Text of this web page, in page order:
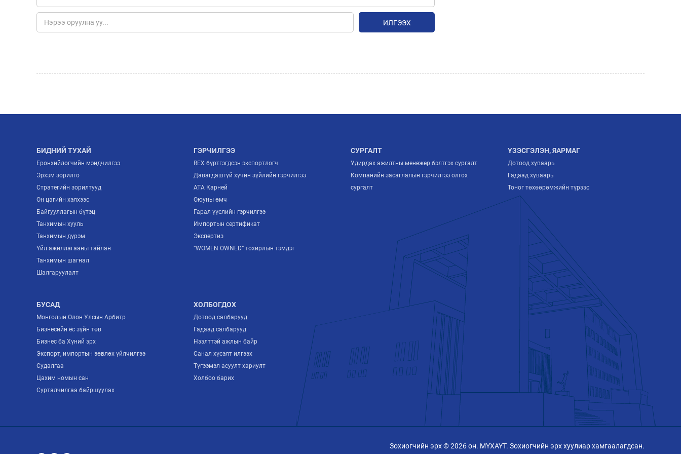
ИЛГЭЭХ
БИДНИЙ ТУХАЙ
Ерөнхийлөгчийн мэндчилгээ
Эрхэм зорилго
Стратегийн зорилтууд
Он цагийн хэлхээс
Байгууллагын бүтэц
Танхимын хууль
Танхимын дүрэм
Үйл ажиллагааны тайлан
Танхимын шагнал
Шалгаруулалт
ГЭРЧИЛГЭЭ
REX бүртгэгдсэн экспортлогч
Давагдашгүй хүчин зүйлийн гэрчилгээ
ATA Карней
Оюуны өмч
Гарал үүслийн гэрчилгээ
Импортын сертификат
Экспертиз
“WOMEN OWNED” тохирлын тэмдэг
СУРГАЛТ
Удирдах ажилтны менежер бэлтгэх сургалт
Компанийн засаглалын гэрчилгээ олгох
сургалт
ҮЗЭСГЭЛЭН, ЯАРМАГ
Дотоод хуваарь
Гадаад хуваарь
Тоног төхөөрөмжийн түрээс
БУСАД
Монголын Олон Улсын Арбитр
Бизнесийн ёс зүйн төв
Бизнес ба Хүний эрх
Экспорт, импортын зөвлөх үйлчилгээ
Судалгаа
Цахим номын сан
Сурталчилгаа байршуулах
ХОЛБОГДОХ
Дотоод салбарууд
Гадаад салбарууд
Нээлттэй ажлын байр
Санал хүсэлт илгээх
Түгээмэл асуулт хариулт
Холбоо барих
Зохиогчийн эрх © 2026 он. МҮХАҮТ. Зохиогчийн эрх хуулиар хамгаалагдсан.